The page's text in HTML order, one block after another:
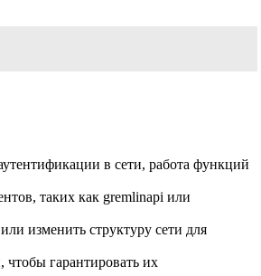
в сети, работа функций
таких как gremlinapi или
изменить структуру сети для
чтобы гарантировать их